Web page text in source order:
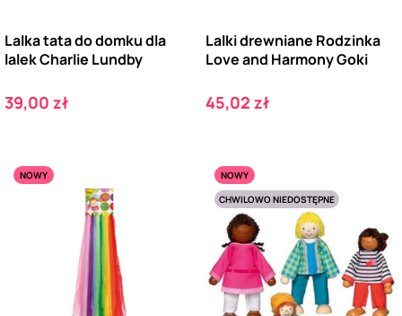
Lalka tata do domku dla
lalek Charlie Lundby
Cena
39,00 zł
Lalki drewniane Rodzinka
Love and Harmony Goki
Cena
45,02 zł
NOWY
NOWY
CHWILOWO NIEDOSTĘPNE